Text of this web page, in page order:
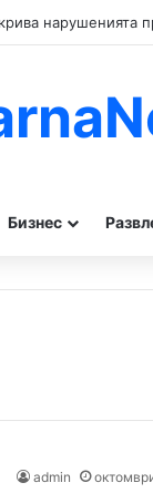
Бизнес
admin